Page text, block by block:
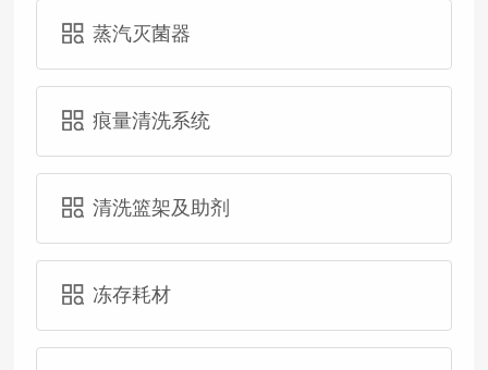
蒸汽灭菌器
痕量清洗系统
清洗篮架及助剂
冻存耗材